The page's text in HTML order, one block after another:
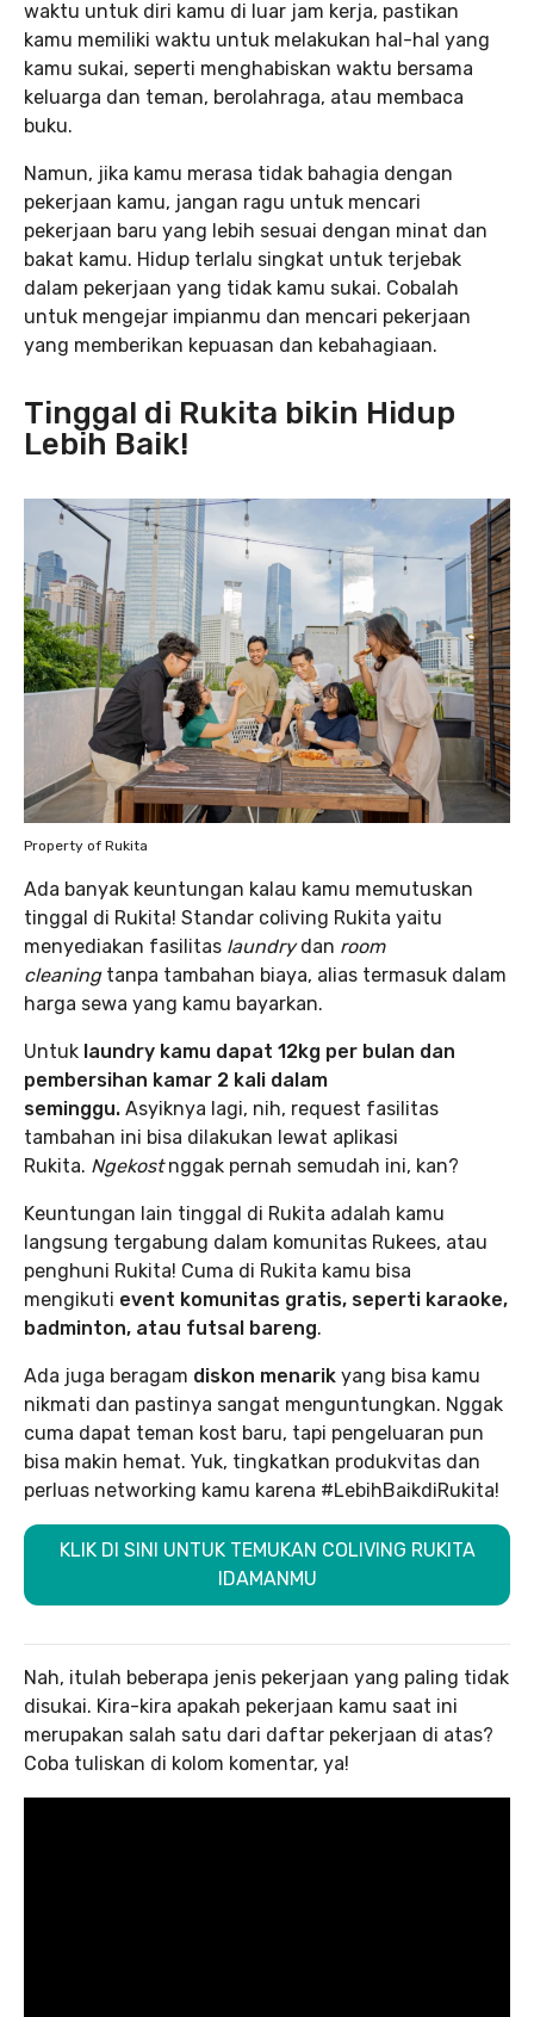
waktu untuk diri kamu di luar jam kerja, pastikan
kamu memiliki waktu untuk melakukan hal-hal yang
kamu sukai, seperti menghabiskan waktu bersama
keluarga dan teman, berolahraga, atau membaca
buku.
Namun, jika kamu merasa tidak bahagia dengan
pekerjaan kamu, jangan ragu untuk mencari
pekerjaan baru yang lebih sesuai dengan minat dan
bakat kamu. Hidup terlalu singkat untuk terjebak
dalam pekerjaan yang tidak kamu sukai. Cobalah
untuk mengejar impianmu dan mencari pekerjaan
yang memberikan kepuasan dan kebahagiaan.
Tinggal di Rukita bikin Hidup
Lebih Baik!
Property of Rukita
Ada banyak keuntungan kalau kamu memutuskan
tinggal di Rukita! Standar coliving Rukita yaitu
menyediakan fasilitas laundrydan room
cleaningtanpa tambahan biaya, alias termasuk dalam
harga sewa yang kamu bayarkan.
Untuk laundry kamu dapat 12kg per bulan dan
pembersihan kamar 2 kali dalam
seminggu. Asyiknya lagi, nih, request fasilitas
tambahan ini bisa dilakukan lewat aplikasi
Rukita. Ngekostnggak pernah semudah ini, kan?
Keuntungan lain tinggal di Rukita adalah kamu
langsung tergabung dalam komunitas Rukees, atau
penghuni Rukita! Cuma di Rukita kamu bisa
mengikuti event komunitas gratis, seperti karaoke,
badminton, atau futsal bareng.
Ada juga beragam diskon menarik yang bisa kamu
nikmati dan pastinya sangat menguntungkan. Nggak
cuma dapat teman kost baru, tapi pengeluaran pun
bisa makin hemat. Yuk, tingkatkan produkvitas dan
perluas networking kamu karena #LebihBaikdiRukita!
KLIK DI SINI UNTUK TEMUKAN COLIVING RUKITA
IDAMANMU
Nah, itulah beberapa jenis pekerjaan yang paling tidak
disukai. Kira-kira apakah pekerjaan kamu saat ini
merupakan salah satu dari daftar pekerjaan di atas?
Coba tuliskan di kolom komentar, ya!